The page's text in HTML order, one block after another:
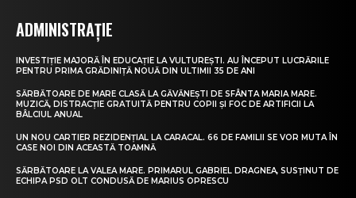
ADMINISTRAȚIE
INVESTIȚIE MAJORĂ ÎN EDUCAȚIE LA VULTUREȘTI. AU ÎNCEPUT LUCRĂRILE
PENTRU PRIMA GRĂDINIȚĂ NOUĂ DIN ULTIMII 35 DE ANI
SĂRBĂTOARE DE MARE CLASĂ LA GĂVĂNEȘTI DE SFÂNTA MARIA MARE.
MUZICĂ, DISTRACȚIE GRATUITĂ PENTRU COPII ȘI FOC DE ARTIFICII LA
BÂLCIUL ANUAL
UN NOU CARTIER REZIDENȚIAL LA CARACAL. 66 DE FAMILII SE VOR MUTA ÎN
CASE NOI DIN ACEASTĂ TOAMNĂ
SĂRBĂTOARE LA VALEA MARE. PRIMARUL GABRIEL DRAGNEA, SUSȚINUT DE
ECHIPA PSD OLT CONDUSĂ DE MARIUS OPRESCU